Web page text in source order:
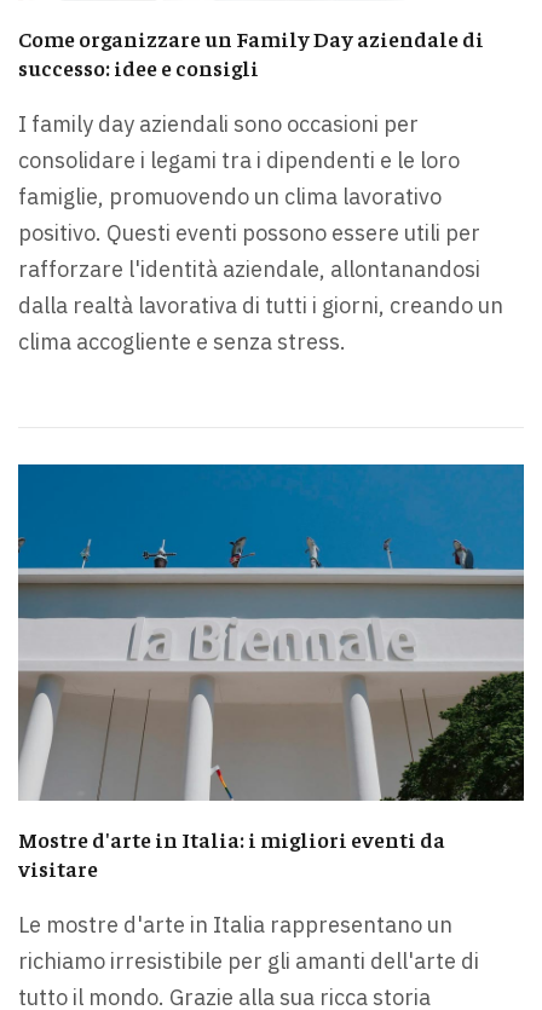
Come organizzare un Family Day aziendale di
successo: idee e consigli
I family day aziendali sono occasioni per
consolidare i legami tra i dipendenti e le loro
famiglie, promuovendo un clima lavorativo
positivo. Questi eventi possono essere utili per
rafforzare l'identità aziendale, allontanandosi
dalla realtà lavorativa di tutti i giorni, creando un
clima accogliente e senza stress.
Mostre d'arte in Italia: i migliori eventi da
visitare
Le mostre d'arte in Italia rappresentano un
richiamo irresistibile per gli amanti dell'arte di
tutto il mondo. Grazie alla sua ricca storia